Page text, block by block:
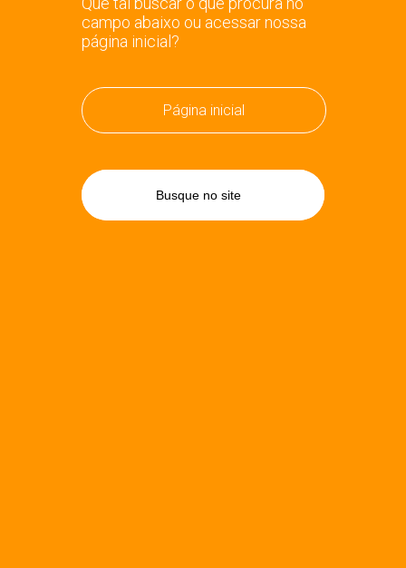
campo abaixo ou acessar nossa
página inicial?
Página inicial